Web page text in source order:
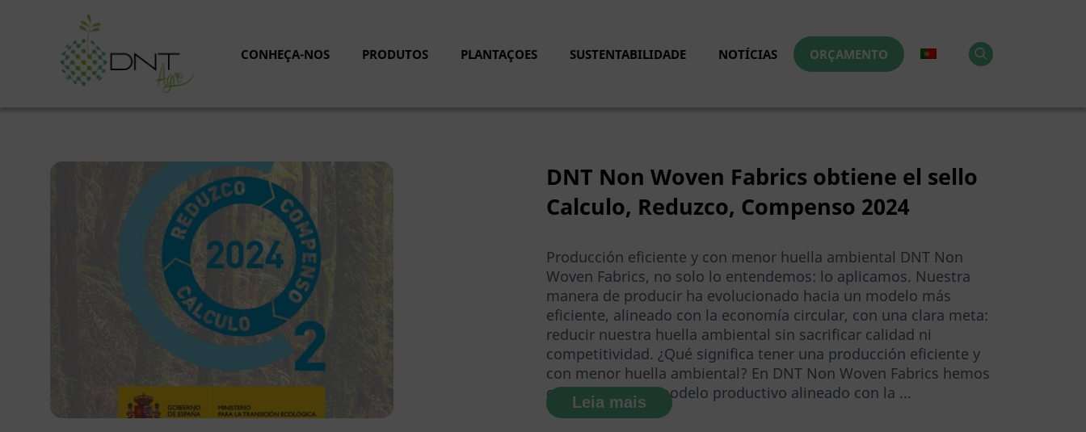
conteúdo
CONHEÇA-NOS PRODUTOS PLANTAÇOES SUSTENTABILIDADE NOTÍCIAS ORÇAMENTO
DNT Non Woven Fabrics obtiene el sello
Calculo, Reduzco, Compenso 2024
Producción eficiente y con menor huella ambiental DNT Non
Woven Fabrics, no solo lo entendemos: lo aplicamos. Nuestra
manera de producir ha evolucionado hacia un modelo más
eficiente, alineado con la economía circular, con una clara meta:
reducir nuestra huella ambiental sin sacrificar calidad ni
competitividad. ¿Qué significa tener una producción eficiente y
con menor huella ambiental? En DNT Non Woven Fabrics hemos
consolidado un modelo productivo alineado con la ...
Leia mais